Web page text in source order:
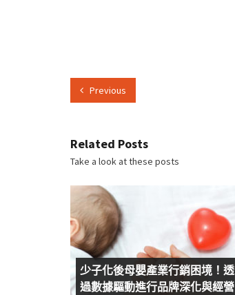
Previous
Related Posts
Take a look at these posts
少子化後母嬰產業行銷困境！透
過數據驅動進行品牌深化與經營